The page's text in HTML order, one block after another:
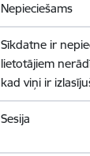
Nepieciešams
Sīkdatne ir
lietotājiem
kad viņi ir
Sesija